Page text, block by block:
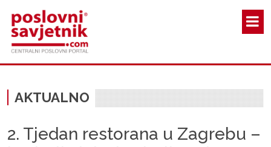
AKTUALNO
2. Tjedan restorana u Zagrebu –